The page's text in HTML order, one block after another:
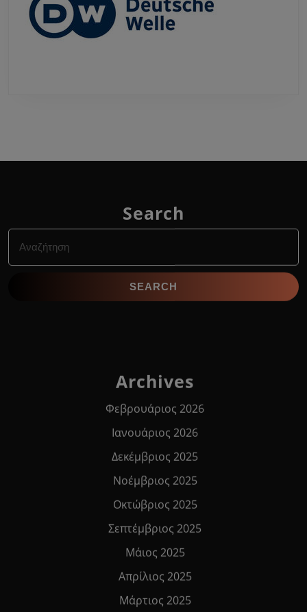
Search
for:
Archives
Φεβρουάριος 2026
Ιανουάριος 2026
Δεκέμβριος 2025
Νοέμβριος 2025
Οκτώβριος 2025
Σεπτέμβριος 2025
Μάιος 2025
Απρίλιος 2025
Μάρτιος 2025